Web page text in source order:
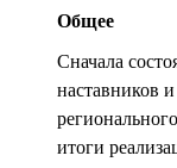
Общее
Сначала
наставников
итоги